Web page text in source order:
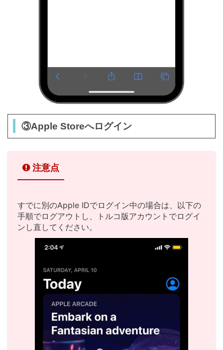
③Apple Storeへログイン
注意点
すでに別のApple IDでログイン中の場合は、以下の
手順でログアウトし、トルコ版アカウントでログイ
ンし直してください。